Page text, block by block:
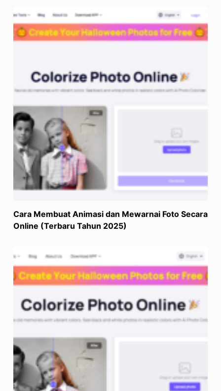
Cara Membuat Animasi dan Mewarnai Foto Secara
Online (Terbaru Tahun 2025)